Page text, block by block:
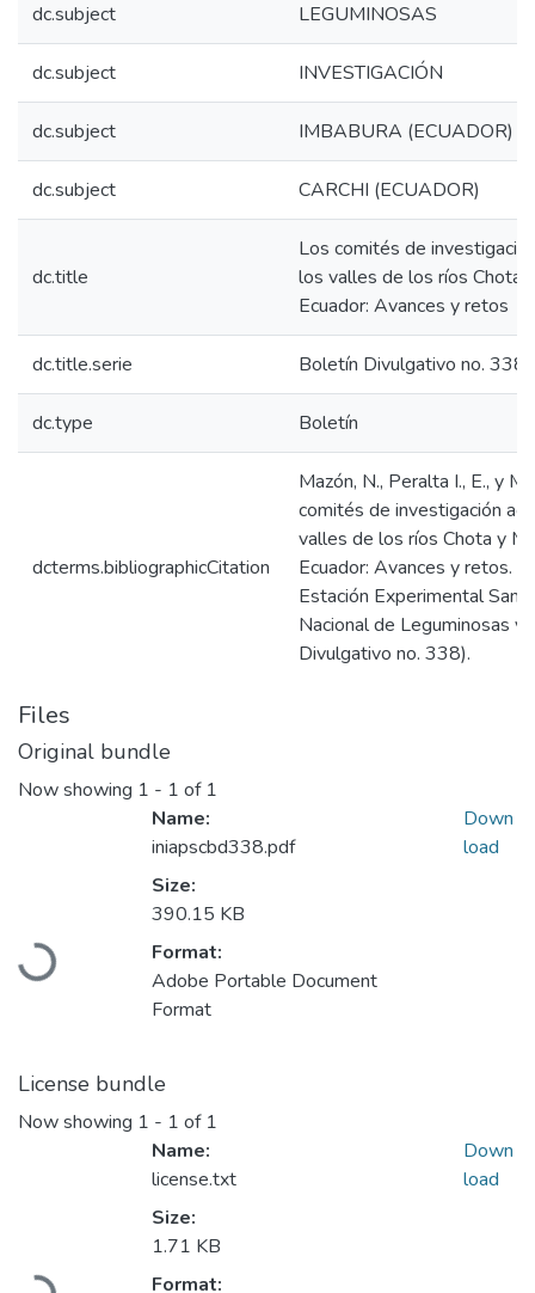
dc.subject LEGUMINOSAS
dc.subject INVESTIGACIÓN
dc.subject IMBABURA (ECUADOR)
dc.subject CARCHI (ECUADOR)
dc.title
Los comités de
los valles de los ríos Chota
Ecuador: Avances y retos
dc.title.serie Boletín Divulgativo no. 338
dc.type Boletín
dcterms.bibliographicCitation
Mazón, N., Peralta I., E., y
comités de investigación
valles de los ríos Chota y
Ecuador: Avances y retos.
Estación Experimental
Nacional de Leguminosas y
Divulgativo no. 338).
Files
Original bundle
Now showing 1 - 1 of 1
Loading...
Name:
iniapscbd338.pdf
Size:
390.15 KB
Format:
Adobe Portable Document
Format
Down
load
License bundle
Now showing 1 - 1 of 1
Loading...
Name:
license.txt
Size:
1.71 KB
Format:
Down
load